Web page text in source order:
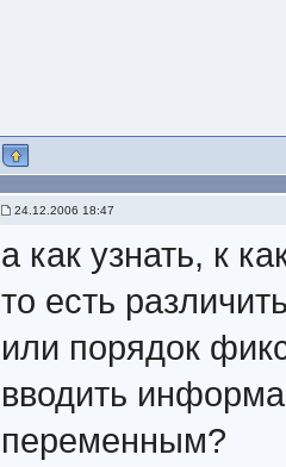
24.12.2006 18:47
а как узнать, к
то есть
или порядок
вводить
переменным?